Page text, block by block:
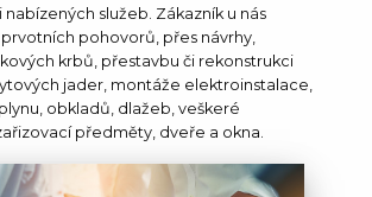
služeb. Zákazník u nás
pohovorů, přes návrhy,
krbů, přestavbu či rekonstrukci
jader, montáže elektroinstalace,
obkladů, dlažeb, veškeré
předměty, dveře a okna.